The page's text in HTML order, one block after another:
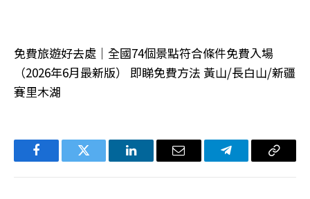
免費旅遊好去處｜全國74個景點符合條件免費入場
（2026年6月最新版） 即睇免費方法 黃山/長白山/新疆
賽里木湖
FacebookTwitter LinkedIn电
Telegram复